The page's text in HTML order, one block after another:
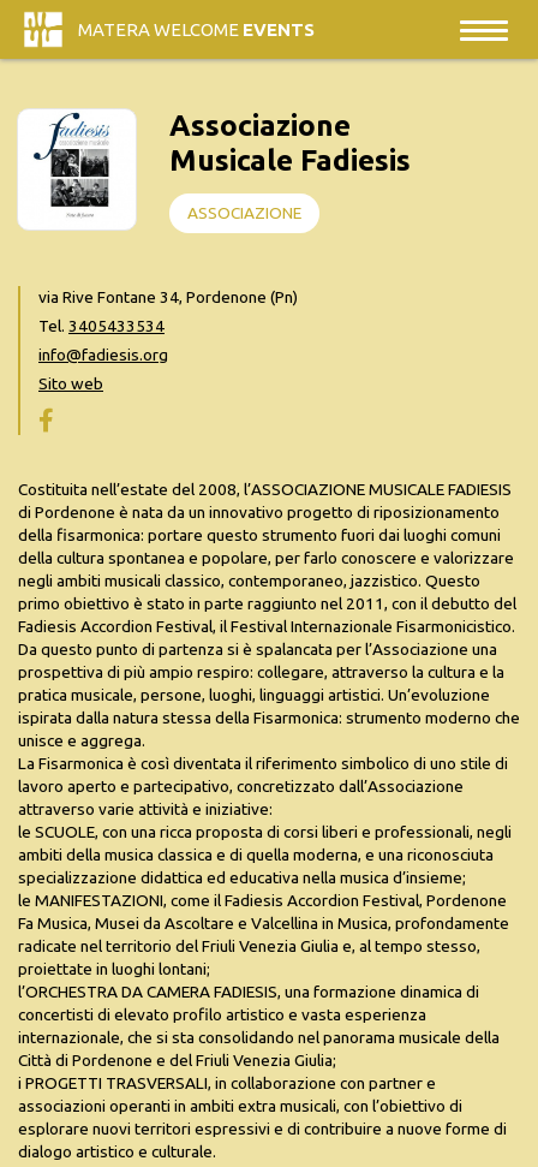
MATERA WELCOME EVENTS
Associazione
Musicale Fadiesis
ASSOCIAZIONE
via Rive Fontane 34, Pordenone (Pn)
Tel. 3405433534
info@fadiesis.org
Sito web
Costituita nell’estate del 2008, l’ASSOCIAZIONE MUSICALE FADIESIS
di Pordenone è nata da un innovativo progetto di riposizionamento
della fisarmonica: portare questo strumento fuori dai luoghi comuni
della cultura spontanea e popolare, per farlo conoscere e valorizzare
negli ambiti musicali classico, contemporaneo, jazzistico. Questo
primo obiettivo è stato in parte raggiunto nel 2011, con il debutto del
Fadiesis Accordion Festival, il Festival Internazionale Fisarmonicistico.
Da questo punto di partenza si è spalancata per l’Associazione una
prospettiva di più ampio respiro: collegare, attraverso la cultura e la
pratica musicale, persone, luoghi, linguaggi artistici. Un’evoluzione
ispirata dalla natura stessa della Fisarmonica: strumento moderno che
unisce e aggrega.
La Fisarmonica è così diventata il riferimento simbolico di uno stile di
lavoro aperto e partecipativo, concretizzato dall’Associazione
attraverso varie attività e iniziative:
le SCUOLE, con una ricca proposta di corsi liberi e professionali, negli
ambiti della musica classica e di quella moderna, e una riconosciuta
specializzazione didattica ed educativa nella musica d’insieme;
le MANIFESTAZIONI, come il Fadiesis Accordion Festival, Pordenone
Fa Musica, Musei da Ascoltare e Valcellina in Musica, profondamente
radicate nel territorio del Friuli Venezia Giulia e, al tempo stesso,
proiettate in luoghi lontani;
l’ORCHESTRA DA CAMERA FADIESIS, una formazione dinamica di
concertisti di elevato profilo artistico e vasta esperienza
internazionale, che si sta consolidando nel panorama musicale della
Città di Pordenone e del Friuli Venezia Giulia;
i PROGETTI TRASVERSALI, in collaborazione con partner e
associazioni operanti in ambiti extra musicali, con l’obiettivo di
esplorare nuovi territori espressivi e di contribuire a nuove forme di
dialogo artistico e culturale.